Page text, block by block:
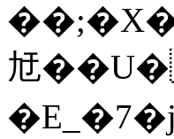
㝼��U�